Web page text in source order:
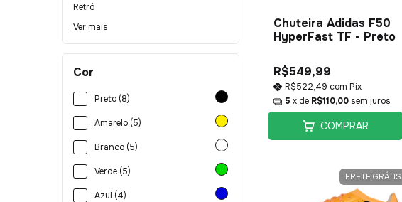
Retrô
Ver mais
Cor
Preto (8)
Amarelo (5)
Branco (5)
Verde (5)
Azul (4)
Chuteira Adidas F50
HyperFast TF - Preto
R$549,99
R$522,49 com Pix
5 x de R$110,00 sem juros
COMPRAR
FRETE GRÁTIS